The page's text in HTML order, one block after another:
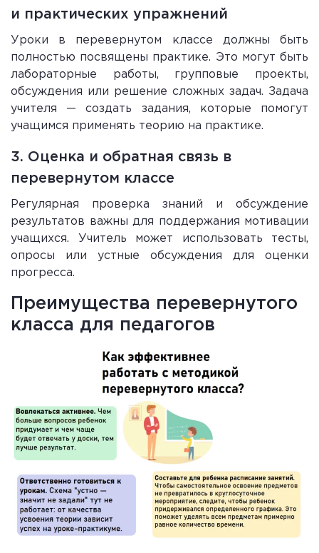
и практических упражнений
Уроки в перевернутом классе должны быть
полностью посвящены практике. Это могут быть
лабораторные работы, групповые проекты,
обсуждения или решение сложных задач. Задача
учителя — создать задания, которые помогут
учащимся применять теорию на практике.
3. Оценка и обратная связь в
перевернутом классе
Регулярная проверка знаний и обсуждение
результатов важны для поддержания мотивации
учащихся. Учитель может использовать тесты,
опросы или устные обсуждения для оценки
прогресса.
Преимущества перевернутого
класса для педагогов